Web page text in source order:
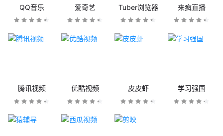
QQ音乐 爱奇艺 Tuber浏览器 来疯直播
腾讯视频 优酷视频 皮皮虾 学习强国